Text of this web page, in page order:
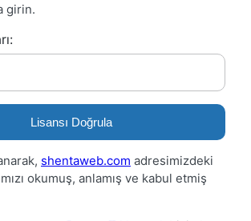
girin.
Lisansı Doğrula
shentaweb.com adresimizdeki
okumuş, anlamış ve kabul etmiş